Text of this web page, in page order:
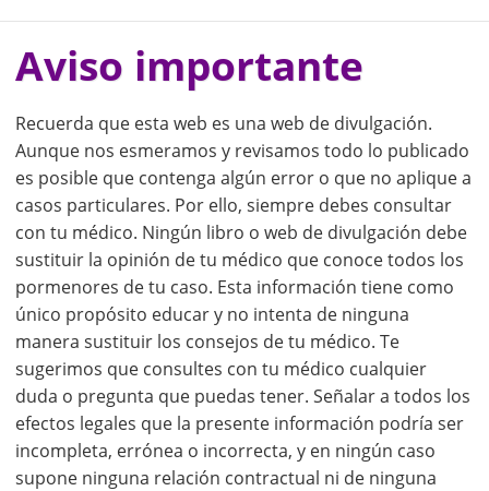
Aviso importante
Recuerda que esta web es una web de divulgación.
Aunque nos esmeramos y revisamos todo lo publicado
es posible que contenga algún error o que no aplique a
casos particulares. Por ello, siempre debes consultar
con tu médico. Ningún libro o web de divulgación debe
sustituir la opinión de tu médico que conoce todos los
pormenores de tu caso. Esta información tiene como
único propósito educar y no intenta de ninguna
manera sustituir los consejos de tu médico. Te
sugerimos que consultes con tu médico cualquier
duda o pregunta que puedas tener. Señalar a todos los
efectos legales que la presente información podría ser
incompleta, errónea o incorrecta, y en ningún caso
supone ninguna relación contractual ni de ninguna